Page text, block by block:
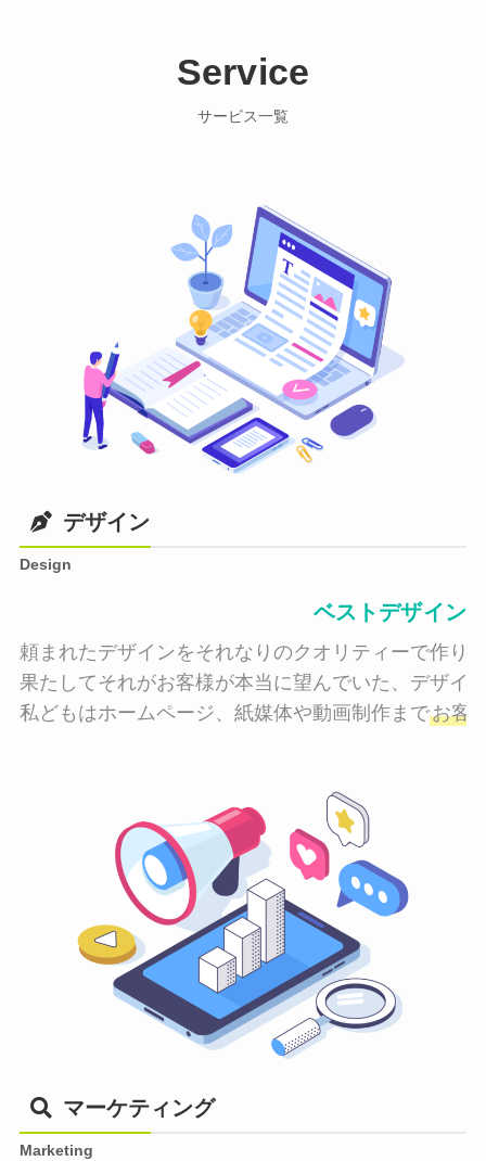
Service
サービス一覧
デザイン
Design
ベストデザイン
頼まれたデザインをそれなりのクオリティーで作り
果たしてそれがお客様が本当に望んでいた、デザイ
私どもはホームページ、紙媒体や動画制作までお客
マーケティング
Marketing